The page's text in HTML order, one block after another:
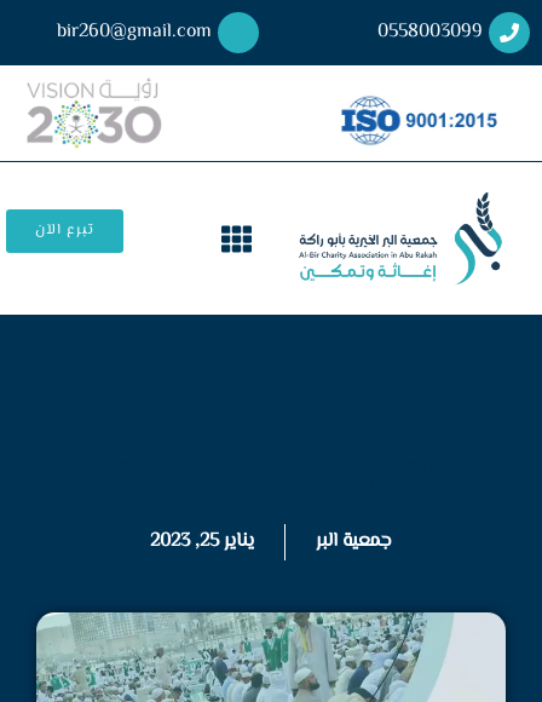
0558003099
bir260@gmail.com
تبرع الآن
جمعية البر يناير 25, 2023